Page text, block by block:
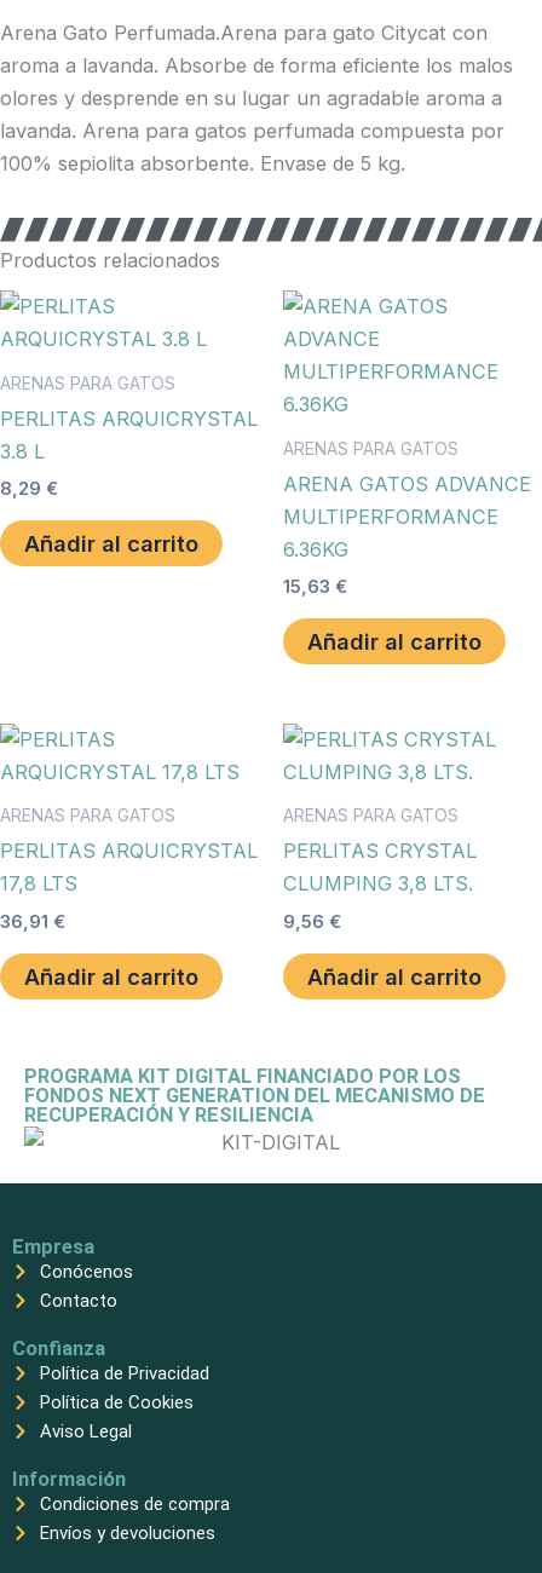
Arena Gato Perfumada.Arena para gato Citycat con
aroma a lavanda. Absorbe de forma eficiente los malos
olores y desprende en su lugar un agradable aroma a
lavanda. Arena para gatos perfumada compuesta por
100% sepiolita absorbente. Envase de 5 kg.
Productos relacionados
ARENAS PARA GATOS
PERLITAS ARQUICRYSTAL
3.8 L
8,29 €
Añadir al carrito
ARENAS PARA GATOS
ARENA GATOS ADVANCE
MULTIPERFORMANCE
6.36KG
15,63 €
Añadir al carrito
ARENAS PARA GATOS
PERLITAS ARQUICRYSTAL
17,8 LTS
36,91 €
Añadir al carrito
ARENAS PARA GATOS
PERLITAS CRYSTAL
CLUMPING 3,8 LTS.
9,56 €
Añadir al carrito
PROGRAMA KIT DIGITAL FINANCIADO POR LOS
FONDOS NEXT GENERATION DEL MECANISMO DE
RECUPERACIÓN Y RESILIENCIA
Empresa
Conócenos
Contacto
Confianza
Política de Privacidad
Política de Cookies
Aviso Legal
Información
Condiciones de compra
Envíos y devoluciones